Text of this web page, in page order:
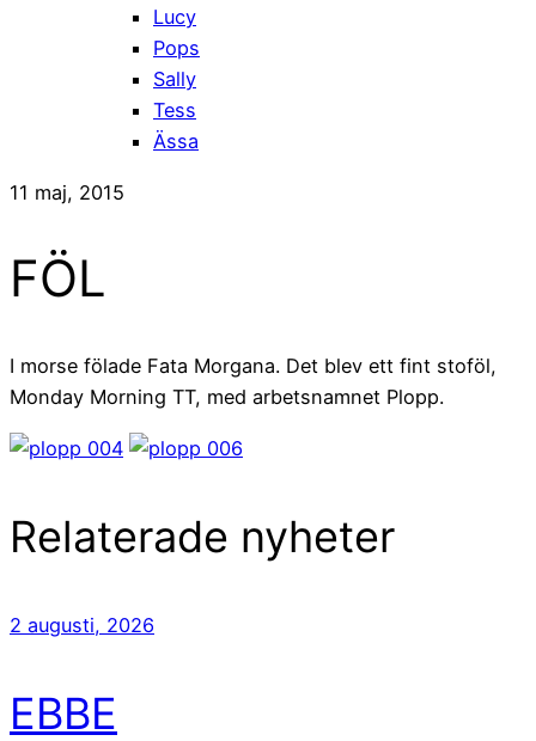
Lucy
Pops
Sally
Tess
Ässa
11 maj, 2015
FÖL
I morse fölade Fata Morgana. Det blev ett fint stoföl,
Monday Morning TT, med arbetsnamnet Plopp.
Relaterade nyheter
2 augusti, 2026
EBBE